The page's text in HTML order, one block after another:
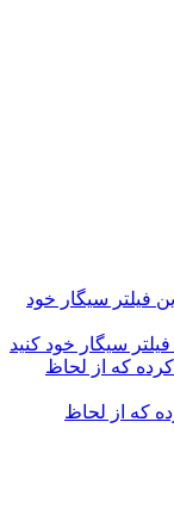
سیگار خود کنید
که از لحاظ